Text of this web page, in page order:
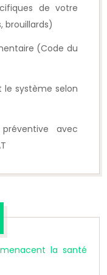
de votre
brouillards)
(Code du
système selon
avec
la santé